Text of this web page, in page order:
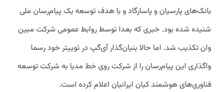
بانک‌های پارسیان و پاسارگاد و با هدف توسعه یک پیام‌رسان ملی
شنیده شده بود. خبری که بعدا توسط روابط عمومی شرکت مبین
وان تکذیب شد. اما حالا بنیان‌گذار آی‌گپ در توییتر خود رسما
واگذاری این پیام‌رسان را از شرکت روی خط مدیا به شرکت توسعه
فناوری‌های هوشمند کیان ایرانیان اعلام کرده است.